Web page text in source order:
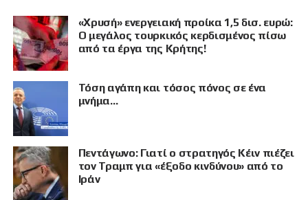
«Χρυσή» ενεργειακή προίκα 1,5 δισ. ευρώ:
Ο μεγάλος τουρκικός κερδισμένος πίσω
από τα έργα της Κρήτης!
Τόση αγάπη και τόσος πόνος σε ένα
μνήμα…
Πεντάγωνο: Γιατί ο στρατηγός Κέιν πιέζει
τον Τραμπ για «έξοδο κινδύνου» από το
Ιράν